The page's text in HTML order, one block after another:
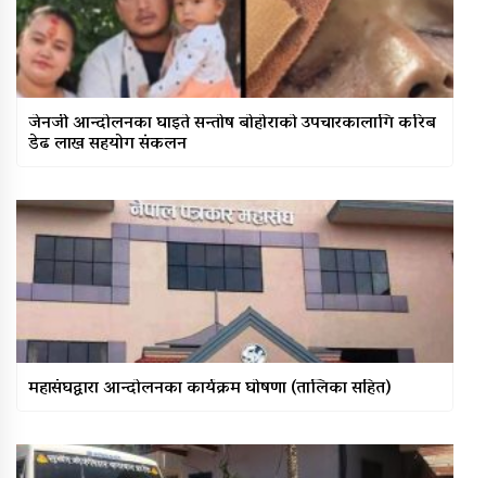
जेनजी आन्दोलनका घाइते सन्तोष बोहोराको उपचारकालागि करिब
डेढ लाख सहयोग संकलन
महासंघद्वारा आन्दोलनका कार्यक्रम घोषणा (तालिका सहित)